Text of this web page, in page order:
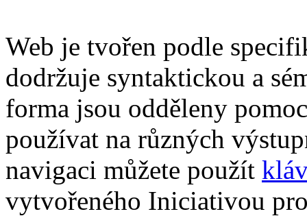
Web je tvořen podle
dodržuje syntaktickou a
forma jsou odděleny
používat na různých
navigaci můžete použít
vytvořeného Iniciativou